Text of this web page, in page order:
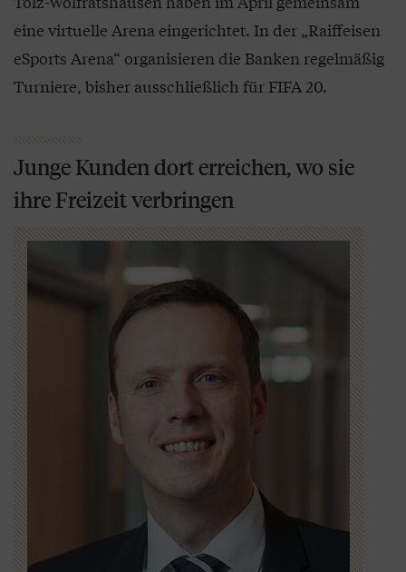
eine virtuelle Arena eingerichtet. In der „Raiffeisen
eSports Arena“ organisieren die Banken regelmäßig
Turniere, bisher ausschließlich für FIFA 20.
Junge Kunden dort erreichen, wo sie
ihre Freizeit verbringen